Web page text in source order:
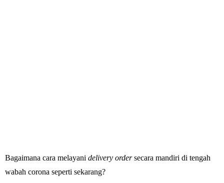
Bagaimana cara melayani delivery ordersecara mandiri di tengah
wabah corona seperti sekarang?